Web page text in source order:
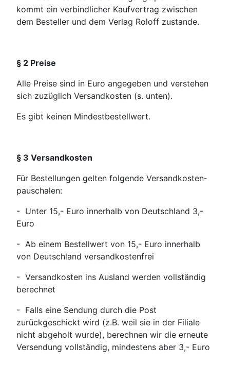
kommt ein verbindlicher Kauf­vertrag zwischen
dem Besteller und dem Verlag Roloff zustande.
§ 2 Preise
Alle Preise sind in Euro angegeben und verstehen
sich zuzüglich Versandkosten (s. unten).
Es gibt keinen Mindestbestellwert.
§ 3 Versandkosten
Für Bestellungen gelten folgende Versandkosten­
pauschalen:
- Unter 15,- Euro innerhalb von Deutschland 3,-
Euro
- Ab einem Bestellwert von 15,- Euro innerhalb
von Deutschland versandkostenfrei
- Versandkosten ins Ausland werden vollständig
berechnet
- Falls eine Sendung durch die Post
zurückgeschickt wird (z.B. weil sie in der Filiale
nicht abgeholt wurde), berechnen wir die erneute
Versendung vollständig, mindestens aber 3,- Euro